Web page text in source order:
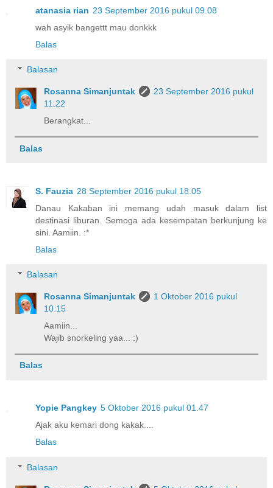
atanasia rian 23 September 2016 pukul 09.08
wah asyik bangettt mau donkkk
Balas
Balasan
Rosanna Simanjuntak
23 September 2016 pukul
11.22
Berangkat...
Balas
S. Fauzia 28 September 2016 pukul 18.05
Danau Kakaban ini memang udah masuk dalam list
destinasi liburan. Semoga ada kesempatan berkunjung ke
sini. Aamiin. :*
Balas
Balasan
Rosanna Simanjuntak
1 Oktober 2016 pukul
10.15
Aamiin...
Wajib snorkeling yaa... :)
Balas
Yopie Pangkey 5 Oktober 2016 pukul 01.47
Ajak aku kemari dong kakak....
Balas
Balasan